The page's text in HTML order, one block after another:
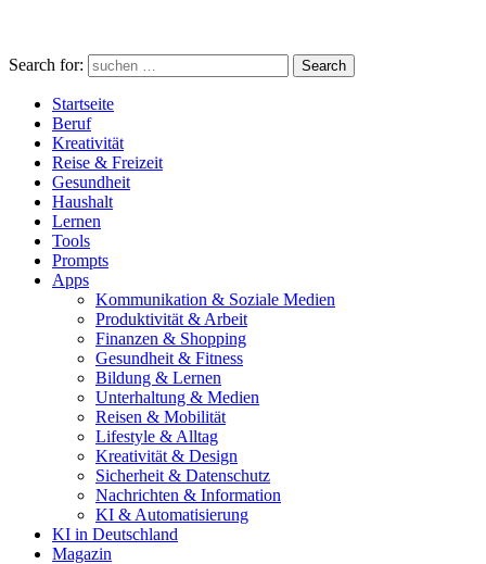
Search for: Search
Startseite
Beruf
Kreativität
Reise & Freizeit
Gesundheit
Haushalt
Lernen
Tools
Prompts
Apps
Kommunikation & Soziale Medien
Produktivität & Arbeit
Finanzen & Shopping
Gesundheit & Fitness
Bildung & Lernen
Unterhaltung & Medien
Reisen & Mobilität
Lifestyle & Alltag
Kreativität & Design
Sicherheit & Datenschutz
Nachrichten & Information
KI & Automatisierung
KI in Deutschland
Magazin